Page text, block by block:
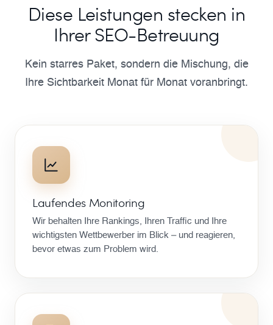
Diese Leistungen stecken in
Ihrer SEO-Betreuung
Kein starres Paket, sondern die Mischung, die
Ihre Sichtbarkeit Monat für Monat voranbringt.
Laufendes Monitoring
Wir behalten Ihre Rankings, Ihren Traffic und Ihre
wichtigsten Wettbewerber im Blick – und reagieren,
bevor etwas zum Problem wird.